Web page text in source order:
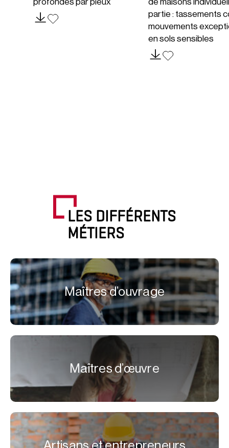
profondes par pieux
de maisons
partie : tassements
mouvements
en sols sensibles
LES DIFFÉRENTS
MÉTIERS
Maîtres d’ouvrage
Maîtres d’œuvre
Artisans et entrepreneurs